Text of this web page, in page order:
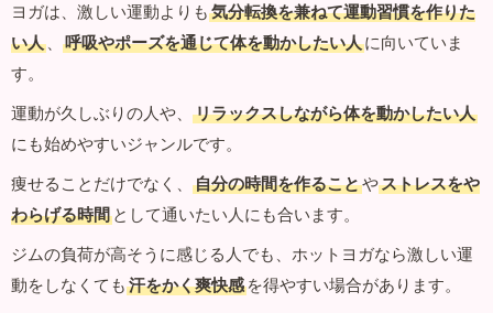
ヨガは、激しい運動よりも 気分転換を兼ねて運動習慣を作りた
い人 、 呼吸やポーズを通じて体を動かしたい人に向いていま
す。
運動が久しぶりの人や、
リラックスしながら体を動かしたい人
にも始めやすいジャンルです。
痩せることだけでなく、
自分の時間を作ることやストレスをや
わらげる時間 として通いたい人にも合います。
ジムの負荷が高そうに感じる人でも、ホットヨガなら激しい運
動をしなくても 汗をかく爽快感 を得やすい場合があります。